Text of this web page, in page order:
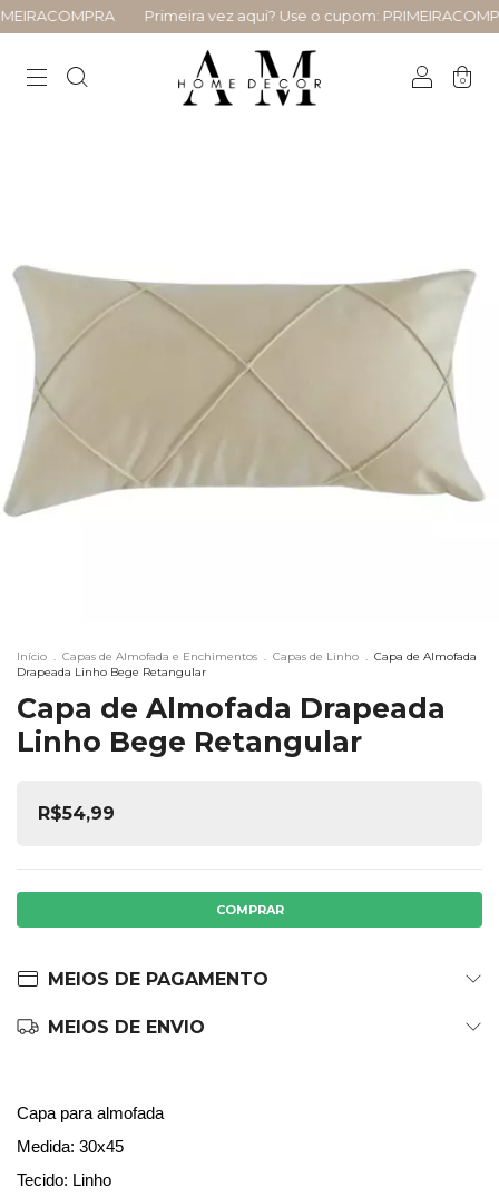
Primeira vez aqui? Use o cupom:
0
Início . Capas de Almofada e Enchimentos . Capas de Linho . Capa de Almofada
Drapeada Linho Bege Retangular
Capa de Almofada Drapeada
Linho Bege Retangular
R$54,99
MEIOS DE PAGAMENTO
MEIOS DE ENVIO
Capa para almofada
Medida: 30x45
Tecido: Linho